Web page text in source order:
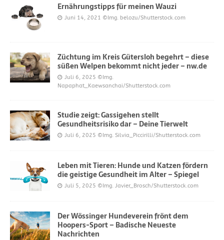
Ernährungstipps für meinen Wauzi
Juni 14, 2021 ©Img. belozu/Shutterstock.com
Züchtung im Kreis Gütersloh begehrt – diese
süßen Welpen bekommt nicht jeder – nw.de
Juli 6, 2025 ©Img.
Napaphat_Kaewsanchai/Shutterstock.com
Studie zeigt: Gassigehen stellt
Gesundheitsrisiko dar – Deine Tierwelt
Juli 6, 2025 ©Img. Silvia_Piccirilli/Shutterstock.com
Leben mit Tieren: Hunde und Katzen fördern
die geistige Gesundheit im Alter – Spiegel
Juli 5, 2025 ©Img. Javier_Brosch/Shutterstock.com
Der Wössinger Hundeverein frönt dem
Hoopers-Sport – Badische Neueste
Nachrichten